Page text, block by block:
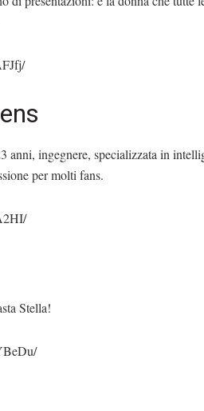
anni, ingegnere, specializzata in
per molti fans.
Stella!